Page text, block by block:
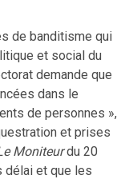
de banditisme qui
et social du
demande que
dans le
de personnes »,
et prises
Moniteurdu 20
délai et que les